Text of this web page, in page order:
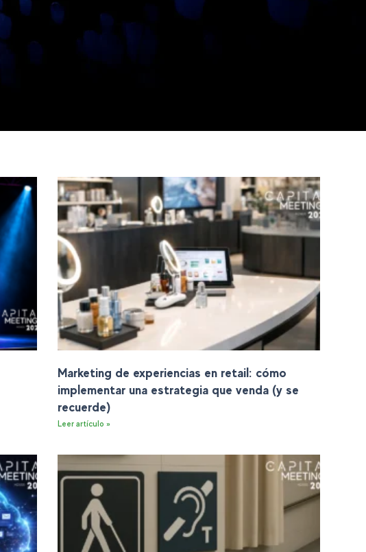
Marketing de experiencias en retail: cómo
implementar una estrategia que venda (y se
recuerde)
Leer artículo »